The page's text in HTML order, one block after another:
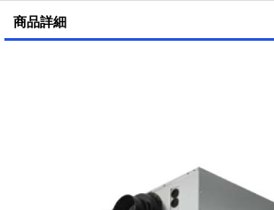
商品詳細